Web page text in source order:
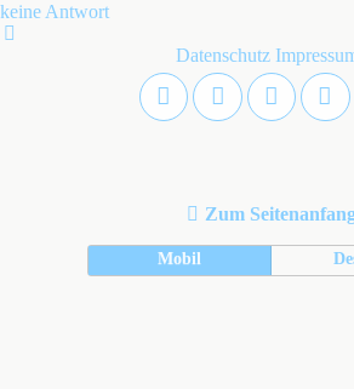
keine Antwort
Datenschutz
Zum
Mobil